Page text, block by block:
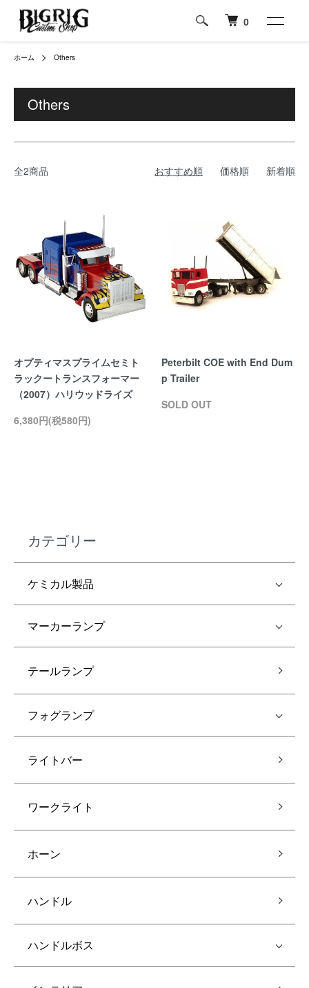
0
ホーム Others
Others
全2商品 おすすめ順 価格順 新着順
オプティマスプライムセミト
ラックートランスフォーマー
（2007）ハリウッドライズ
6,380円(税580円)
Peterbilt COE with End Dum
p Trailer
SOLD OUT
カテゴリー
ケミカル製品
マーカーランプ
テールランプ
フォグランプ
ライトバー
ワークライト
ホーン
ハンドル
ハンドルボス